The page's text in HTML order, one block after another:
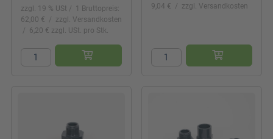
zzgl. 19 % USt
1 Bruttopreis:
62,00 €
zzgl. Versandkosten
6,20 € zzgl. USt. pro Stk.
9,04 €
zzgl. Versandkosten